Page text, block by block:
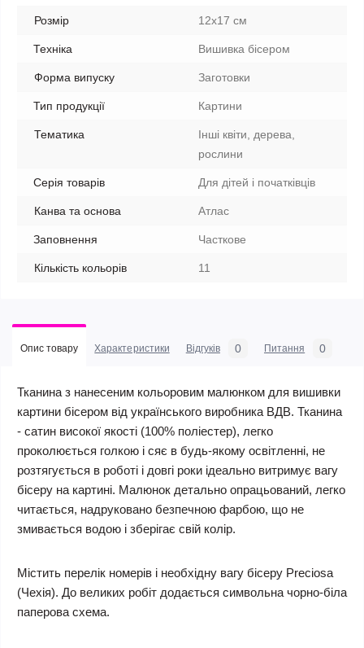
Розмір 12х17 см
Техніка Вишивка бісером
Форма випуску Заготовки
Тип продукції Картини
Тематика
Інші квіти, дерева,
рослини
Серія товарів Для дітей і початківців
Канва та основа Атлас
Заповнення Часткове
Кількість кольорів 11
Опис товару Характеристики Відгуків 0 Питання 0
Тканина з нанесеним кольоровим малюнком для вишивки
картини бісером від українського виробника ВДВ. Тканина
- сатин високої якості (100% поліестер), легко
проколюється голкою і сяє в будь-якому освітленні, не
розтягується в роботі і довгі роки ідеально витримує вагу
бісеру на картині. Малюнок детально опрацьований, легко
читається, надруковано безпечною фарбою, що не
змивається водою і зберігає свій колір.
Містить перелік номерів і необхідну вагу бісеру Preciosa
(Чехія). До великих робіт додається символьна чорно-біла
паперова схема.